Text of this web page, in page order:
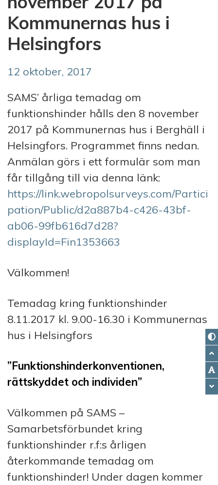
Kommunernas hus i
Helsingfors
12 oktober, 2017
SAMS’ årliga temadag om
funktionshinder hålls den 8 november
2017 på Kommunernas hus i Berghäll i
Helsingfors. Programmet finns nedan.
Anmälan görs i ett formulär som man
får tillgång till via denna länk:
https://link.webropolsurveys.com/Partici
pation/Public/d2a887b4-c426-43bf-
ab06-99fb616d7d28?
displayId=Fin1353663
Välkommen!
Temadag kring funktionshinder
8.11.2017 kl. 9.00-16.30 i Kommunernas
hus i Helsingfors
”Funktionshinderkonventionen,
rättskyddet och individen”
Välkommen på SAMS –
Samarbetsförbundet kring
funktionshinder r.f:s årligen
återkommande temadag om
funktionshinder! Under dagen kommer